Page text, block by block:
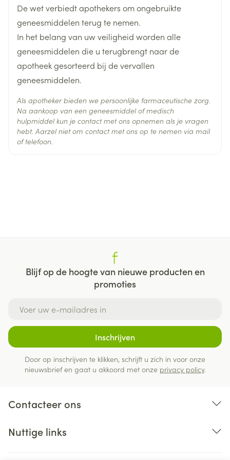
beoordelen en zal beslissen hoe de
bloeddrukmedicatie dient te worden voortgezet.
Sevikar/HCT is een combinatie van drie werkzame
stoffen. Hieronder vindt u informatie over de andere
bijwerkingen die tot nu zijn gemeld met de
Sevikar/HCT-combinatie (naast de hierboven
van elk van de afzonderlijke stoffen of wanneer
twee stoffen samen worden toegediend. Om u een
idee te geven hoeveel patiënten bijwerkingen
urineweginfectie, duizeligheid, hoofdpijn, voelen
van de hartslag, lage bloeddruk, misselijkheid,
diarree, constipatie, krampen, gezwollen
gewrichten, meer drang om te plassen, zwakte,
gezwollen enkels, vermoeidheid, abnormale
patiënten) Duizeligheid bij het opstaan,
duizeligheid, snelle hartslag, zich flauw voelen,
roodheid en warm aanvoelen van het gelaat,
behouden. Dit zijn de bekende bijwerkingen voor elk
samen worden toegediend: Het kunnen
Actieve
Ingrediënten
amlodipine besilaat,
hydrochloorthiazide, olmesartan
medoxomil
Behoud Kamertemperatuur (15°C - 25°C)
De wet verbiedt apothekers om ongebruikte
geneesmiddelen terug te nemen.
In het belang van uw veiligheid worden alle
geneesmiddelen die u terugbrengt naar de
apotheek gesorteerd bij de vervallen
geneesmiddelen.
Als apotheker bieden we persoonlijke farmaceutische zorg.
Na aankoop van een geneesmiddel of medisch
hulpmiddel kun je contact met ons opnemen als je vragen
hebt. Aarzel niet om contact met ons op te nemen via mail
of telefoon.
Blijf op de hoogte van nieuwe producten en
promoties
Inschrijven
Door op inschrijven te klikken, schrijft u zich in voor onze
nieuwsbrief en gaat u akkoord met onze privacy policy.
Contacteer ons
Nuttige links